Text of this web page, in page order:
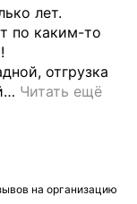
а
к
б
е
т
лет.
по каким-то
отгрузка
… Читать ещё
на организацию